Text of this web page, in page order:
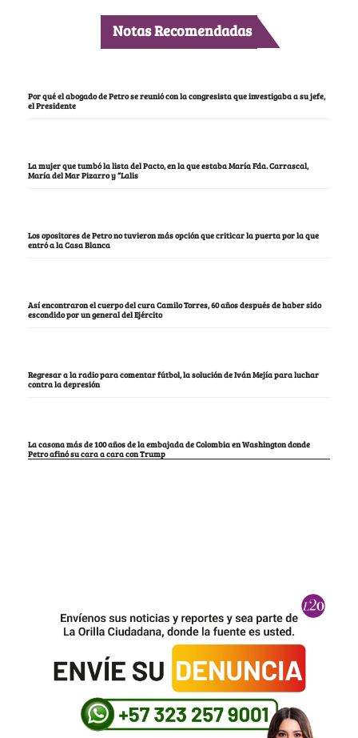
Notas Recomendadas
Por qué el abogado de Petro se reunió con la congresista que investigaba a su jefe,
el Presidente
La mujer que tumbó la lista del Pacto, en la que estaba María Fda. Carrascal,
María del Mar Pizarro y “Lalis
Los opositores de Petro no tuvieron más opción que criticar la puerta por la que
entró a la Casa Blanca
Así encontraron el cuerpo del cura Camilo Torres, 60 años después de haber sido
escondido por un general del Ejército
Regresar a la radio para comentar fútbol, la solución de Iván Mejía para luchar
contra la depresión
La casona más de 100 años de la embajada de Colombia en Washington donde
Petro afinó su cara a cara con Trump